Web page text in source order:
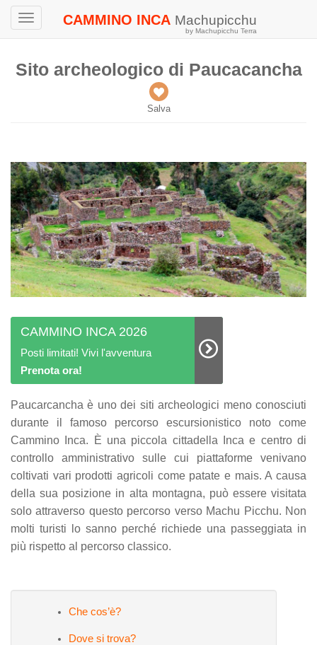
Toggle
CAMMINO INCA Machupicchu
by Machupicchu Terra
Sito archeologico di Paucacancha
Salva
CAMMINO INCA 2026
Posti limitati! Vivi l'avventura
Prenota ora!
Paucarcancha è uno dei siti archeologici meno conosciuti
durante il famoso percorso escursionistico noto come
Cammino Inca. È una piccola cittadella Inca e centro di
controllo amministrativo sulle cui piattaforme venivano
coltivati ​​vari prodotti agricoli come patate e mais. A causa
della sua posizione in alta montagna, può essere visitata
solo attraverso questo percorso verso Machu Picchu. Non
molti turisti lo sanno perché richiede una passeggiata in
più rispetto al percorso classico.
Che cos’è?
Dove si trova?